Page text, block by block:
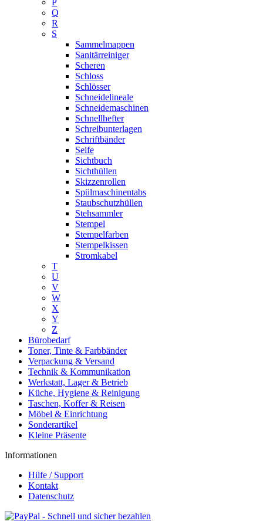
P
Q
R
S
Sammelmappen
Sanitärreiniger
Scheren
Schloss
Schlösser
Schneidelineale
Schneidemaschinen
Schnellhefter
Schreibunterlagen
Schriftbänder
Seife
Sichtbuch
Sichthüllen
Skizzenrollen
Spülmaschinentabs
Staubschutzhüllen
Stehsammler
Stempel
Stempelfarben
Stempelkissen
Stromkabel
T
U
V
W
X
Y
Z
Bürobedarf
Toner, Tinte & Farbbänder
Verpackung & Versand
Technik & Kommunikation
Werkstatt, Lager & Betrieb
Küche, Hygiene & Reinigung
Taschen, Koffer & Reisen
Möbel & Einrichtung
Sonderartikel
Kleine Präsente
Informationen
Hilfe / Support
Kontakt
Datenschutz